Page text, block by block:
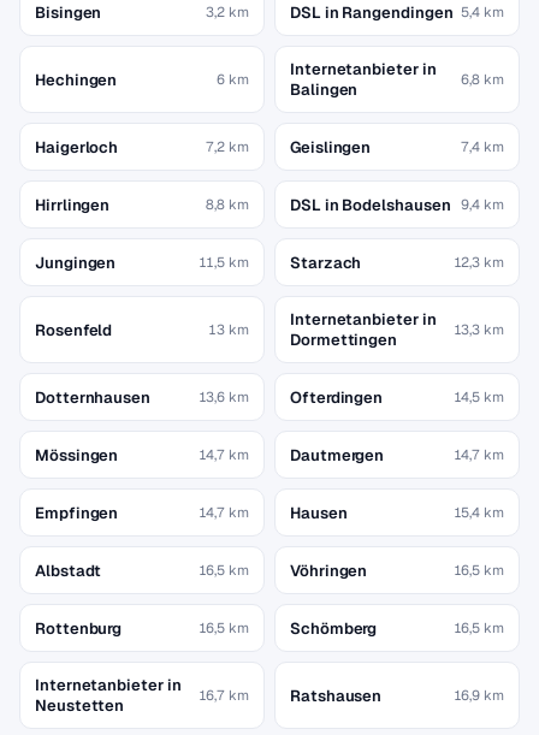
Bisingen 3,2 km DSL in Rangendingen 5,4 km
Hechingen 6 km
Internetanbieter in
Balingen
6,8 km
Haigerloch 7,2 km Geislingen 7,4 km
Hirrlingen 8,8 km DSL in Bodelshausen 9,4 km
Jungingen 11,5 km Starzach 12,3 km
Rosenfeld 13 km
Internetanbieter in
Dormettingen
13,3 km
Dotternhausen 13,6 km Ofterdingen 14,5 km
Mössingen 14,7 km Dautmergen 14,7 km
Empfingen 14,7 km Hausen 15,4 km
Albstadt 16,5 km Vöhringen 16,5 km
Rottenburg 16,5 km Schömberg 16,5 km
Internetanbieter in
Neustetten
16,7 km Ratshausen 16,9 km